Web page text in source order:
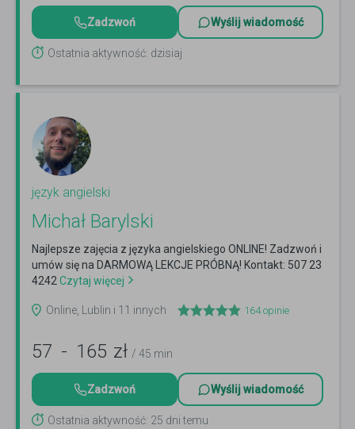
Zadzwoń Wyślij wiadomość
Ostatnia aktywność: dzisiaj
język angielski
Michał Barylski
Najlepsze zajęcia z języka angielskiego ONLINE! Zadzwoń i
umów się na DARMOWĄ LEKCJE PRÓBNĄ! Kontakt: 507 23
4242Czytaj więcej
Online, Lublin i 11 innych 164opinie
57 - 165 zł / 45 min
Zadzwoń Wyślij wiadomość
Ostatnia aktywność: 25 dni temu